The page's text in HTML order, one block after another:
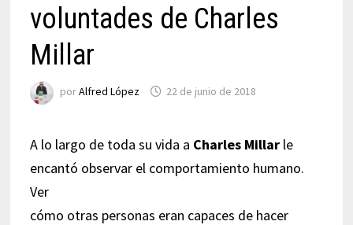
voluntades de Charles
Millar
porAlfred López 22 de junio de 2018
A lo largo de toda su vida a Charles Millarle
encantó observar el comportamiento humano.
Ver
cómo otras personas eran capaces de hacer